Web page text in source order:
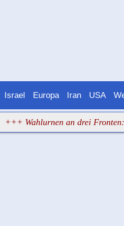
Israel Europa Iran USA
an drei Fronten: